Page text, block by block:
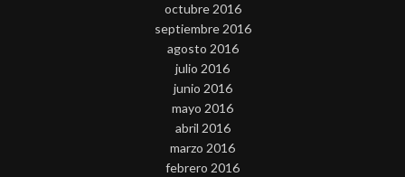
octubre 2016
septiembre 2016
agosto 2016
julio 2016
junio 2016
mayo 2016
abril 2016
marzo 2016
febrero 2016